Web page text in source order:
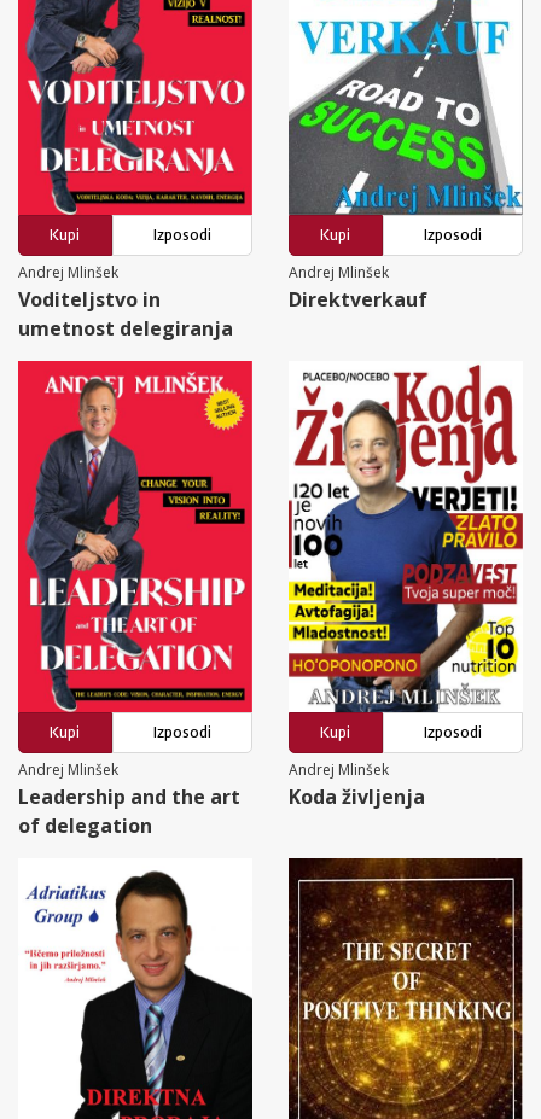
Kupi
Izposodi
Andrej Mlinšek
Voditeljstvo in
umetnost delegiranja
Kupi
Izposodi
Andrej Mlinšek
Direktverkauf
Kupi
Izposodi
Andrej Mlinšek
Leadership and the art
of delegation
Kupi
Izposodi
Andrej Mlinšek
Koda življenja